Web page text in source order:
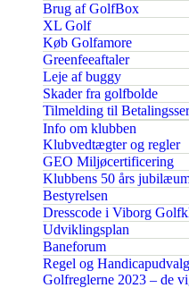
Brug af GolfBox
XL Golf
Køb Golfamore
Greenfeeaftaler
Leje af buggy
Skader fra golfbolde
Tilmelding til
Info om klubben
Klubvedtægter og regler
GEO Miljøcertificering
Klubbens 50 års
Bestyrelsen
Dresscode i Viborg
Udviklingsplan
Baneforum
Regel og
Golfreglerne 2023 – de